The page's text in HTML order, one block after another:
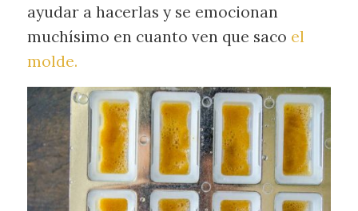
ayudar a hacerlas y se emocionan
muchísimo en cuanto ven que saco el
molde.